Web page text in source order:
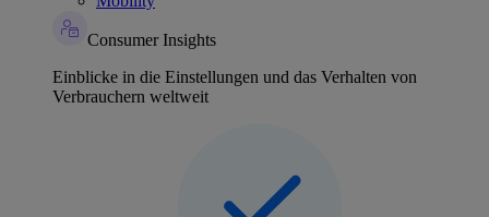
Consumer Insights
Einblicke in die Einstellungen und das Verhalten von
Verbrauchern weltweit